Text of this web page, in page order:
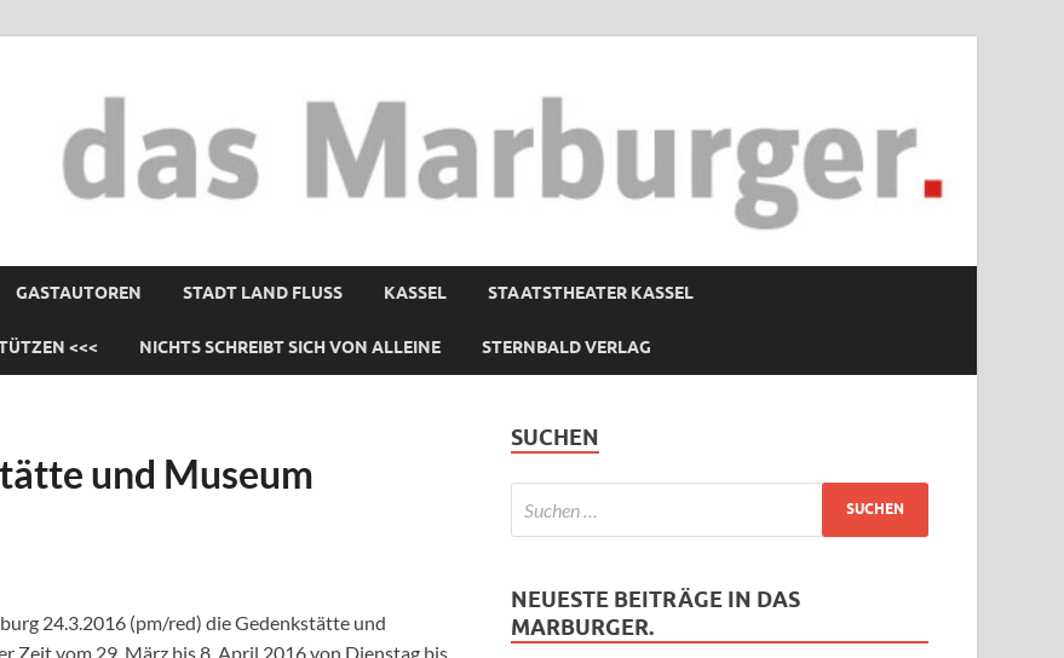
GASTAUTOREN STADT LAND FLUSS KASSEL STAATSTHEATER KASSEL
<<< NICHTS SCHREIBT SICH VON ALLEINE STERNBALD VERLAG
und Museum
24.3.2016 (pm/red) die Gedenkstätte und
Zeit vom 29. März bis 8. April 2016 von Dienstag bis
SUCHEN
NEUESTE BEITRÄGE IN DAS
MARBURGER.